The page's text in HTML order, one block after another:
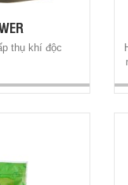
thụ khí độc